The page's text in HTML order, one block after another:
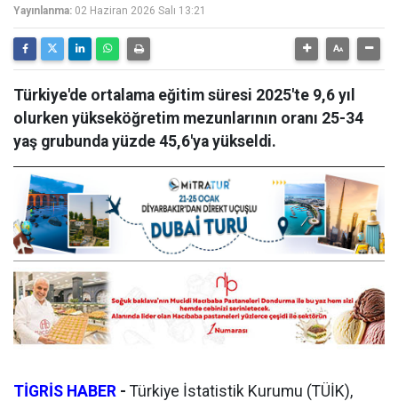
Yayınlanma: 02 Haziran 2026 Salı 13:21
Türkiye'de ortalama eğitim süresi 2025'te 9,6 yıl
olurken yükseköğretim mezunlarının oranı 25-34
yaş grubunda yüzde 45,6'ya yükseldi​​​​​​​.
TİGRİS HABER - Türkiye İstatistik Kurumu (TÜİK),